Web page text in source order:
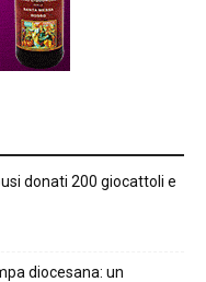
donati 200 giocattoli e
diocesana: un